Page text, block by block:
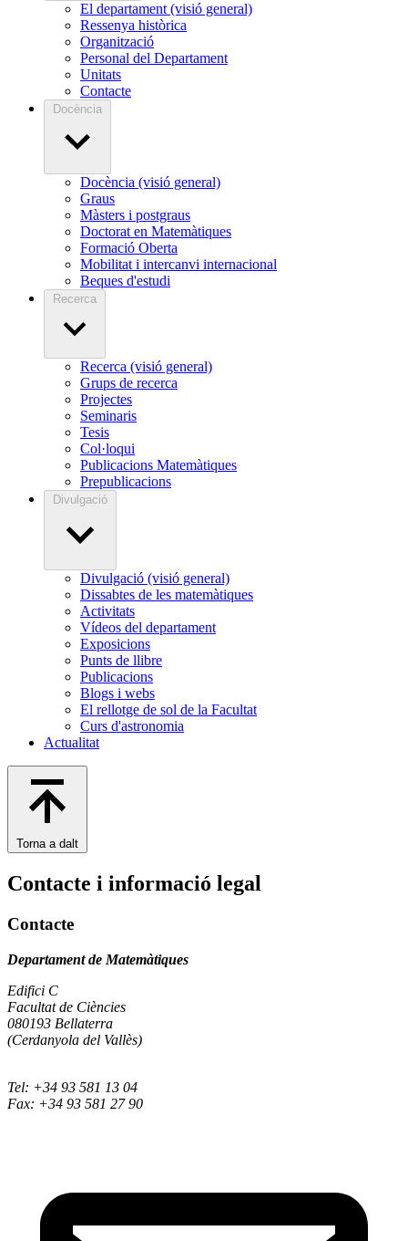
El departament (visió general)
Ressenya històrica
Organització
Personal del Departament
Unitats
Contacte
Docència
Docència (visió general)
Graus
Màsters i postgraus
Doctorat en Matemàtiques
Formació Oberta
Mobilitat i intercanvi internacional
Beques d'estudi
Recerca
Recerca (visió general)
Grups de recerca
Projectes
Seminaris
Tesis
Col·loqui
Publicacions Matemàtiques
Prepublicacions
Divulgació
Divulgació (visió general)
Dissabtes de les matemàtiques
Activitats
Vídeos del departament
Exposicions
Punts de llibre
Publicacions
Blogs i webs
El rellotge de sol de la Facultat
Curs d'astronomia
Actualitat
Torna a dalt
Contacte i informació legal
Contacte
Departament de Matemàtiques
Edifici C
Facultat de Ciències
080193 Bellaterra
(Cerdanyola del Vallès)
Tel: +34 93 581 13 04
Fax: +34 93 581 27 90